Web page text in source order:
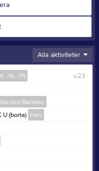
Alla aktiviteter
v.23
-16, -17)
Rackeby
U (borta) Herr